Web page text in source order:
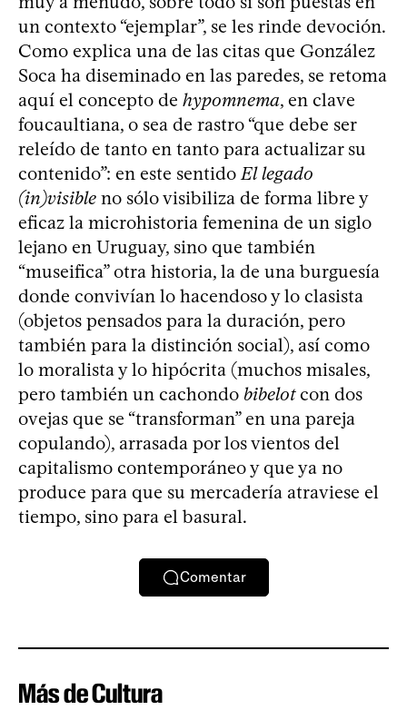
un contexto “ejemplar”, se les rinde devoción.
Como explica una de las citas que González
Soca ha diseminado en las paredes, se retoma
aquí el concepto de hypomnema, en clave
foucaultiana, o sea de rastro “que debe ser
releído de tanto en tanto para actualizar su
contenido”: en este sentido El legado
(in)visible no sólo visibiliza de forma libre y
eficaz la microhistoria femenina de un siglo
lejano en Uruguay, sino que también
“museifica” otra historia, la de una burguesía
donde convivían lo hacendoso y lo clasista
(objetos pensados para la duración, pero
también para la distinción social), así como
lo moralista y lo hipócrita (muchos misales,
pero también un cachondo bibelotcon dos
ovejas que se “transforman” en una pareja
copulando), arrasada por los vientos del
capitalismo contemporáneo y que ya no
produce para que su mercadería atraviese el
tiempo, sino para el basural.
Comentar
Más de Cultura